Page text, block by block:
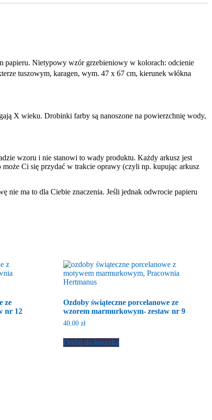
papieru. Nietypowy wzór grzebieniowy w kolorach: odcienie
tuszowym, karagen, wym. 47 x 67 cm, kierunek włókna
X wieku. Drobinki farby są nanoszone na powierzchnię wody,
wzoru i nie stanowi to wady produktu. Każdy arkusz jest
Ci się przydać w trakcie oprawy (czyli np. kupując arkusz
nie ma to dla Ciebie znaczenia. Jeśli jednak odwrocie papieru
ze
nr 12
Ozdoby świąteczne porcelanowe ze
wzorem marmurkowym- zestaw nr 9
40.00 zł
Dodaj do koszyka